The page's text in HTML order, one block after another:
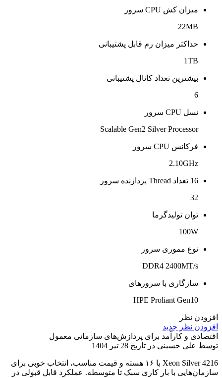
میزان کش CPU سرور
22MB
حداکثر میزان رم قابل پشتیبانی
1TB
بیشترین تعداد کانال پشتیبانی
6
نسل CPU سرور
Scalable Gen2 Silver Processor
فرکانس CPU سرور
2.10GHz
16 تعداد Thread پردازنده سرور
32
توان تولیدگرما
100W
نوع مموری سرور
DDR4 2400MT/s
سازگاری با سرورهای
HPE Proliant Gen10
افزودن نظر
افزودن نظر جدید
اقتصادی و کارآمد برای پردازش‌های سازمانی معمول
توسط علی حسینی در تاریخ 28 تیر 1404
Xeon Silver 4216 با ۱۶ هسته و قیمت مناسب، انتخاب خوبی برای
سازمان‌هایی با بار کاری سبک تا متوسطه. عملکرد قابل قبولی در